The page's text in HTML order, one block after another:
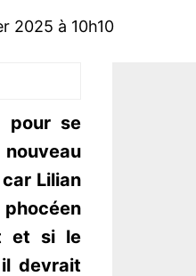
2025 à 10h10
pour se
Lilian
phocéen
et si le
devrait